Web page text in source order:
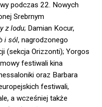
podczas 22. Nowych
Srebrnym
z lodu; Damian Kocur,
i sól, nagrodzonego
(sekcja Orizzonti); Yorgos
festiwali kina
oraz Barbara
festiwali,
a wcześniej także